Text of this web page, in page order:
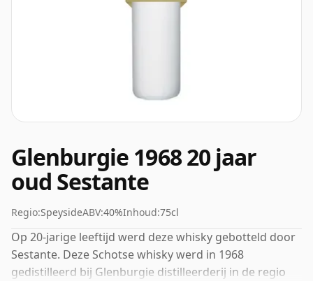
Glenburgie 1968 20 jaar
oud Sestante
Regio:SpeysideABV:40%Inhoud:75cl
Op 20-jarige leeftijd werd deze whisky gebotteld door
Sestante. Deze Schotse whisky werd in 1968
gedistilleerd bij Glenburgie distilleerderij in de regio